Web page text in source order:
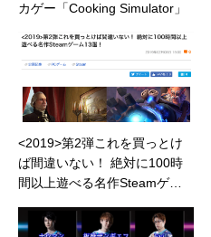
カゲー「Cooking Simulator」
<2019>第2弾これを買っとけ
ば間違いない！ 絶対に100時
間以上遊べる名作Steamゲー